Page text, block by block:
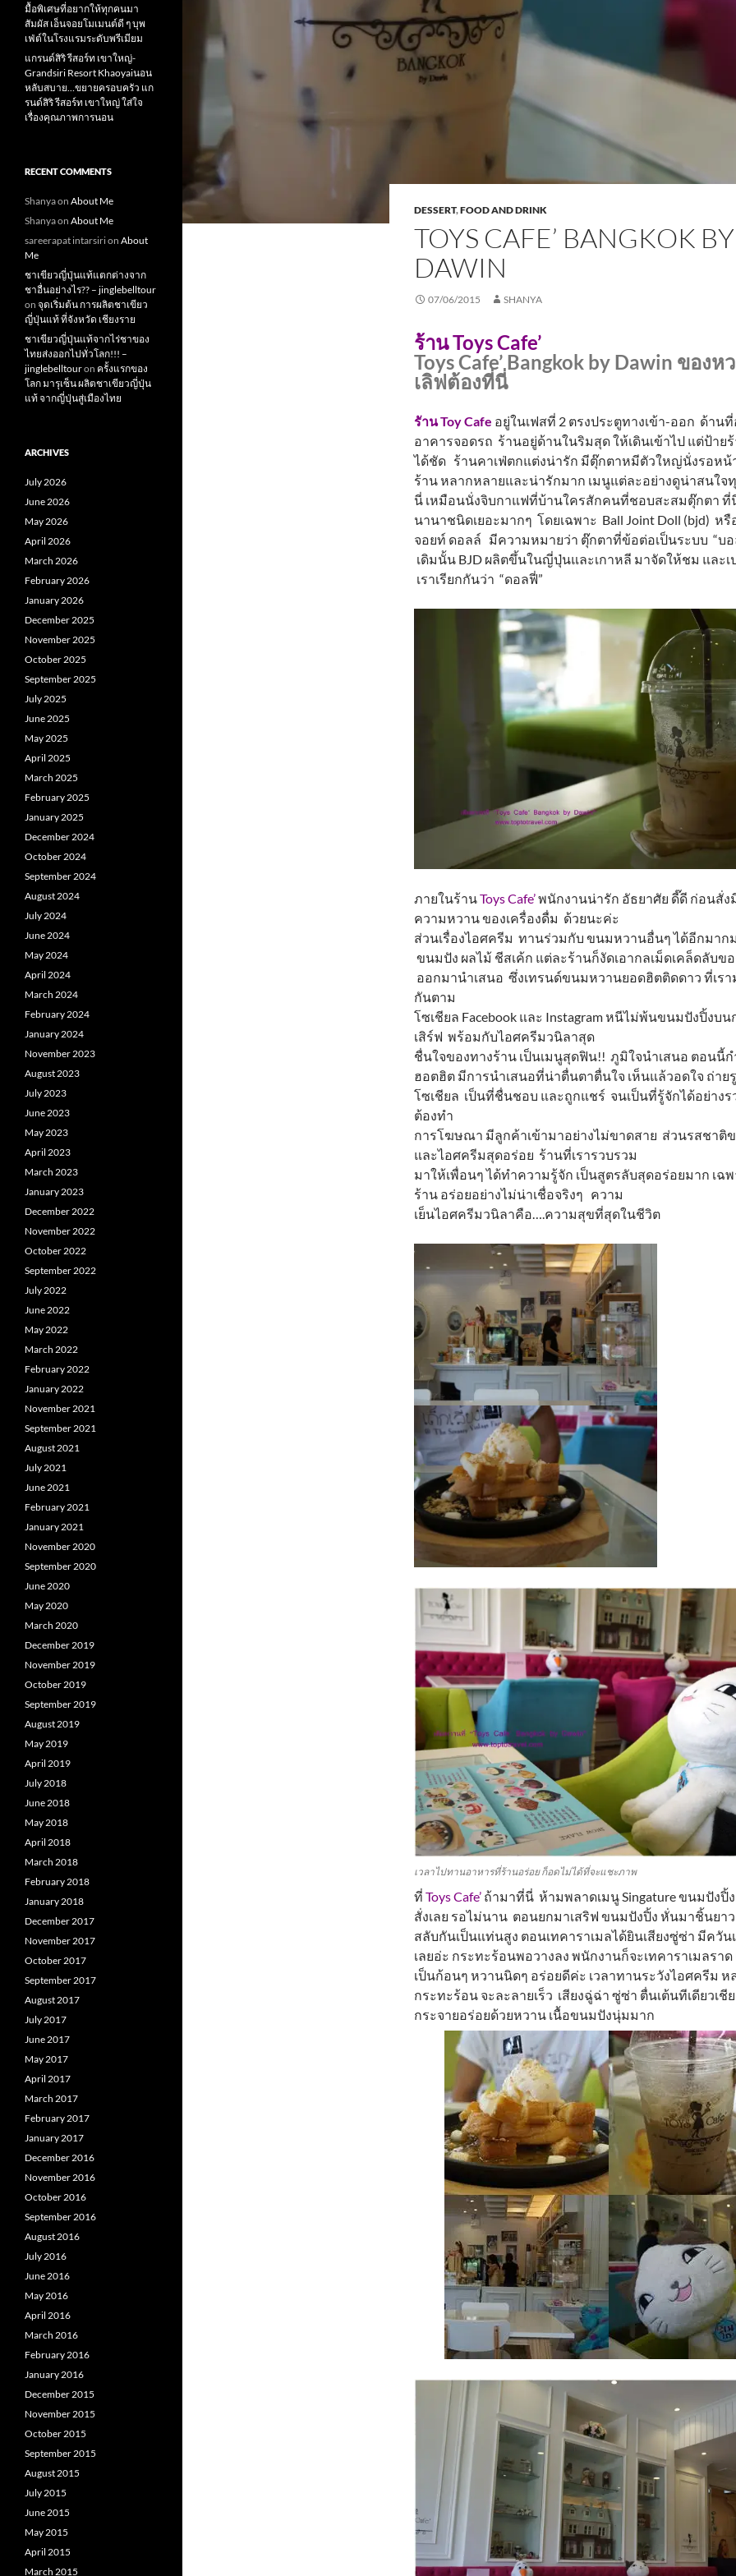
DESSERT,FOOD AND DRINK
TOYS CAFE’ BANGKOK BY
DAWIN
07/06/2015 SHANYA
ร้าน Toys Cafe’
Toys Cafe’ Bangkok by Dawin ของห
เลิฟต้องที่นี่
รัาน Toy Cafe อยู่ในเฟสที่ 2 ตรงประตูทางเข้า-ออก ด้าน
อาคารจอดรถ ร้านอยู่ด้านในริมสุด ให้เดินเข้าไป แต่ป้าย
ได้ชัด ร้านคาเฟ่ตกแต่งน่ารัก มีตุ๊กตาหมีตัวใหญ่นั่งรอหน้
ร้าน หลากหลายและน่ารักมาก เมนูแต่ละอย่างดูน่าสนใจ
นี่ เหมือนนั่งจิบกาแฟที่บ้านใครสักคนที่ชอบสะสมตุ๊กตา ที่
นานาชนิดเยอะมากๆ โดยเฉพาะ Ball Joint Doll (bjd) หรื
จอยท์ ดอลล์ มีความหมายว่า ตุ๊กตาที่ข้อต่อเป็นระบบ “บอ
เดิมนั้น BJD ผลิตขึ้นในญี่ปุ่นและเกาหลี มาจัดให้ชม และเ
เราเรียกกันว่า “ดอลฟี่”
ภายในร้านToys Cafe’พนักงานน่ารัก อัธยาศัย ดี๊ดี ก่อนสั่ง
ความหวาน ของเครื่องดื่ม ด้วยนะค่ะ
ส่วนเรื่องไอศครีม ทานร่วมกับ ขนมหวานอื่นๆ ได้อีกมาก
ขนมปัง ผลไม้ ชีสเค้ก แต่ละร้านก็งัดเอากลเม็ดเคล็ดลับขอ
ออกมานำเสนอ ซึ่งเทรนด์ขนมหวานยอดฮิตติดดาว ที่เร
กันตาม
โซเชียล Facebook และ Instagram หนีไม่พ้นขนมปังปิ้งบ
เสิร์ฟ พร้อมกับไอศครีมวนิลาสุด
ชื่นใจของทางร้าน เป็นเมนูสุดฟิน!! ภูมิใจนำเสนอ ตอนนี้ก
ฮอตฮิต มีการนำเสนอที่น่าตื่นตาตื่นใจ เห็นแล้วอดใจ ถ่าย
โซเชียล เป็นที่ชื่นชอบ และถูกแชร์ จนเป็นที่รู้จักได้อย่างร
ต้องทำ
การโฆษณา มีลูกค้าเข้ามาอย่างไม่ขาดสาย ส่วนรสชาติ
และไอศครีมสุดอร่อย ร้านที่เรารวบรวม
มาให้เพื่อนๆ ได้ทำความรู้จัก เป็นสูตรลับสุดอร่อยมาก เฉ
ร้าน อร่อยอย่างไม่น่าเชื่อจริงๆ ความ
เย็นไอศครีมวนิลาคือ….ความสุขที่สุดในชีวิต
เวลาไปทานอาหารที่ร้านอร่อย ก็อดไม่ได้ที่จะแชะภาพ
ที่ Toys Cafe’ ถ้ามาที่นี่ ห้ามพลาดเมนู Singature ขนมปังปิ้
สั่งเลย รอไม่นาน ตอนยกมาเสริฟ ขนมปังปิ้ง หั่นมาชิ้นยาว
สลับกันเป็นแท่นสูง ตอนเทคาราเมลได้ยินเสียงซู่ซ่า มีควัน
เลยอ่ะ กระทะร้อนพอวางลง พนักงานก็จะเทคาราเมลรา
เป็นก้อนๆ หวานนิดๆ อร่อยดีค่ะ เวลาทานระวังไอศครีม
กระทะร้อน จะละลายเร็ว เสียงฉู่ฉ่า ซู่ซ่า ตื่นเต้นทีเดียวเชี
กระจายอร่อยด้วยหวาน เนื้อขนมปังนุ่มมาก
มื้อพิเศษที่อยากให้ทุกคนมา
สัมผัส เอ็นจอยโมเมนต์ดี ๆ บุพ
เฟ่ต์ในโรงแรมระดับพรีเมียม
แกรนด์สิริ​ รีสอร์ท​ เขาใหญ่​-
Grandsiri​ Resort​ Khaoyaiนอน
หลับสบาย…ขยายครอบครัว แก
รนด์สิริ รีสอร์ท เขาใหญ่ ใส่ใจ
เรื่องคุณภาพการนอน
RECENT COMMENTS
Shanyaon About Me
Shanyaon About Me
sareerapat intarsirion About
Me
ชาเขียวญี่ปุ่นแท้แตกต่างจาก
ชาอื่นอย่างไร?? – jinglebelltour
on จุดเริ่มต้น การผลิตชาเขียว
ญี่ปุ่นแท้ ที่จังหวัด เชียงราย
ชาเขียวญี่ปุ่นแท้จากไร่ชาของ
ไทยส่งออกไปทั่วโลก!!! –
jinglebelltouron ครั้งแรกของ
โลก มารุเซ็น ผลิตชาเขียวญี่ปุ่น
แท้ จากญี่ปุ่นสู่เมืองไทย
ARCHIVES
July 2026
June 2026
May 2026
April 2026
March 2026
February 2026
January 2026
December 2025
November 2025
October 2025
September 2025
July 2025
June 2025
May 2025
April 2025
March 2025
February 2025
January 2025
December 2024
October 2024
September 2024
August 2024
July 2024
June 2024
May 2024
April 2024
March 2024
February 2024
January 2024
November 2023
August 2023
July 2023
June 2023
May 2023
April 2023
March 2023
January 2023
December 2022
November 2022
October 2022
September 2022
July 2022
June 2022
May 2022
March 2022
February 2022
January 2022
November 2021
September 2021
August 2021
July 2021
June 2021
February 2021
January 2021
November 2020
September 2020
June 2020
May 2020
March 2020
December 2019
November 2019
October 2019
September 2019
August 2019
May 2019
April 2019
July 2018
June 2018
May 2018
April 2018
March 2018
February 2018
January 2018
December 2017
November 2017
October 2017
September 2017
August 2017
July 2017
June 2017
May 2017
April 2017
March 2017
February 2017
January 2017
December 2016
November 2016
October 2016
September 2016
August 2016
July 2016
June 2016
May 2016
April 2016
March 2016
February 2016
January 2016
December 2015
November 2015
October 2015
September 2015
August 2015
July 2015
June 2015
May 2015
April 2015
March 2015